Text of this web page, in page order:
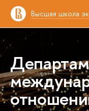
Высшая школа